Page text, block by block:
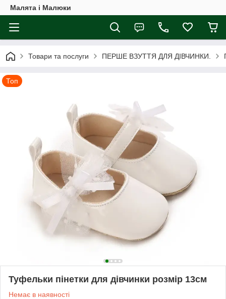
Малята і Малюки
Товари та послуги ПЕРШЕ ВЗУТТЯ ДЛЯ ДІВЧИНКИ.
Топ
Туфельки пінетки для дівчинки розмір 13см
Немає в наявності